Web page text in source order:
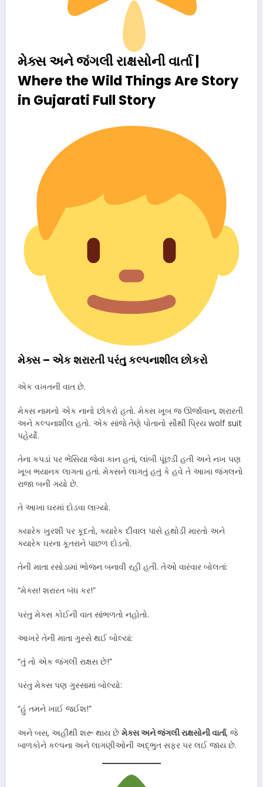
મેક્સ અને જંગલી રાક્ષસોની વાર્તા |
Where the Wild Things Are Story
in Gujarati Full Story
મેક્સ – એક શરારતી પરંતુ કલ્પનાશીલ છોકરો
એક વખતની વાત છે.
મેક્સ નામનો એક નાનો છોકરો હતો. મેક્સ ખૂબ જ ઊર્જાવાન, શરારતી
અને કલ્પનાશીલ હતો. એક સાંજે તેણે પોતાનો સૌથી પ્રિય wolf suit
પહેર્યો.
તેના કપડાં પર ભેંસિયા જેવા કાન હતાં, લાંબી પૂંછડી હતી અને નખ પણ
ખૂબ ભયાનક લાગતા હતાં. મેક્સને લાગતું હતું કે હવે તે આખા જંગલનો
રાજા બની ગયો છે.
તે આખા ઘરમાં દોડવા લાગ્યો.
ક્યારેક ખુરશી પર કૂદતો, ક્યારેક દીવાલ પાસે હથોડી મારતો અને
ક્યારેક ઘરના કૂતરાને પાછળ દોડતો.
તેની માતા રસોડામાં ભોજન બનાવી રહી હતી. તેઓ વારંવાર બોલતાં:
“મેક્સ! શરારત બંધ કર!”
પરંતુ મેક્સ કોઈની વાત સાંભળતો નહોતો.
આખરે તેની માતા ગુસ્સે થઈ બોલ્યાં:
“તું તો એક જંગલી રાક્ષસ છે!”
પરંતુ મેક્સ પણ ગુસ્સામાં બોલ્યો:
“હું તમને ખાઈ જઈશ!”
અને બસ, અહીંથી શરૂ થાય છે મેક્સ અને જંગલી રાક્ષસોની વાર્તા, જે
બાળકોને કલ્પના અને લાગણીઓની અદ્ભુત સફર પર લઈ જાય છે.